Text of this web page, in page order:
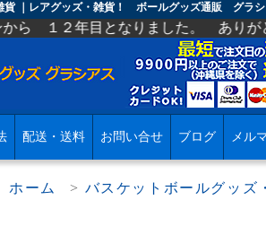
｜レアグッズ・雑貨！ ボールグッズ通販 グラ
りました。 ありがとうございます。
配送・送料 お問い合せ ブログ メル
ホーム > バスケットボールグッズ